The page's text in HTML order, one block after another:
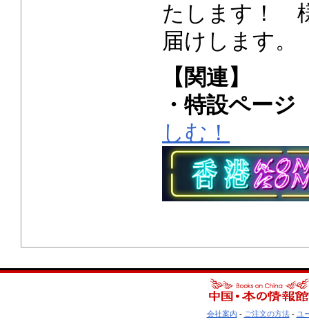
たします！
届けします。
【関連】
・特設ページ
しむ！
会社案内 - ご注文の方法- ユ